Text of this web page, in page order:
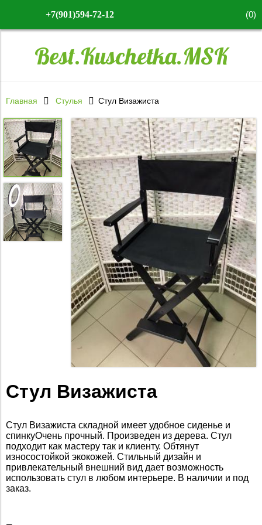
+7(901)594-72-12 (0)
Best.Kuschetka.MSK
Главная Стулья Стул Визажиста
Стул Визажиста
Стул Визажиста складной имеет удобное сиденье и
спинкуОчень прочный. Произведен из дерева. Стул
подходит как мастеру так и клиенту. Обтянут
износостойкой экокожей. Стильный дизайн и
привлекательный внешний вид дает возможность
использовать стул в любом интерьере. В наличии и под
заказ.